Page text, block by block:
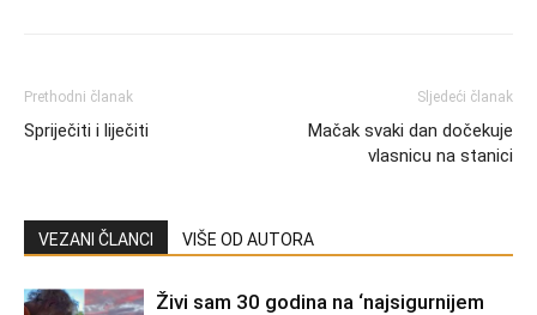
Prethodni članak
Spriječiti i liječiti
Sljedeći članak
Mačak svaki dan dočekuje
vlasnicu na stanici
VEZANI ČLANCI VIŠE OD AUTORA
Živi sam 30 godina na ‘najsigurnijem